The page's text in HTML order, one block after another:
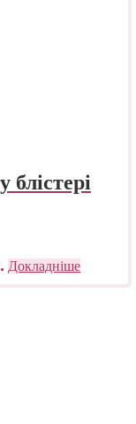
блістері
Докладніше